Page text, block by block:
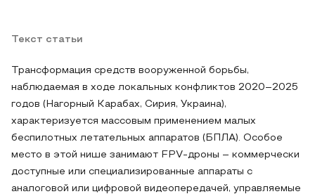
Текст статьи
Трансформация средств вооруженной борьбы,
наблюдаемая в ходе локальных конфликтов 2020–2025
годов (Нагорный Карабах, Сирия, Украина),
характеризуется массовым применением малых
беспилотных летательных аппаратов (БПЛА). Особое
место в этой нише занимают FPV-дроны – коммерчески
доступные или специализированные аппараты с
аналоговой или цифровой видеопередачей, управляемые